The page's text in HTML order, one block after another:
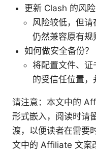
更新 Clash 的风险
风险较低，但
仍然兼容原有规
如何做安全备份？
将配置文件、
的受信任位置，
请注意：本文中的
形式嵌入，阅读时请
渡，以便读者在需要
文中的 Affiliate 文案